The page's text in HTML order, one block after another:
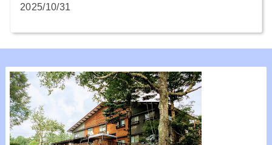
2025/10/31